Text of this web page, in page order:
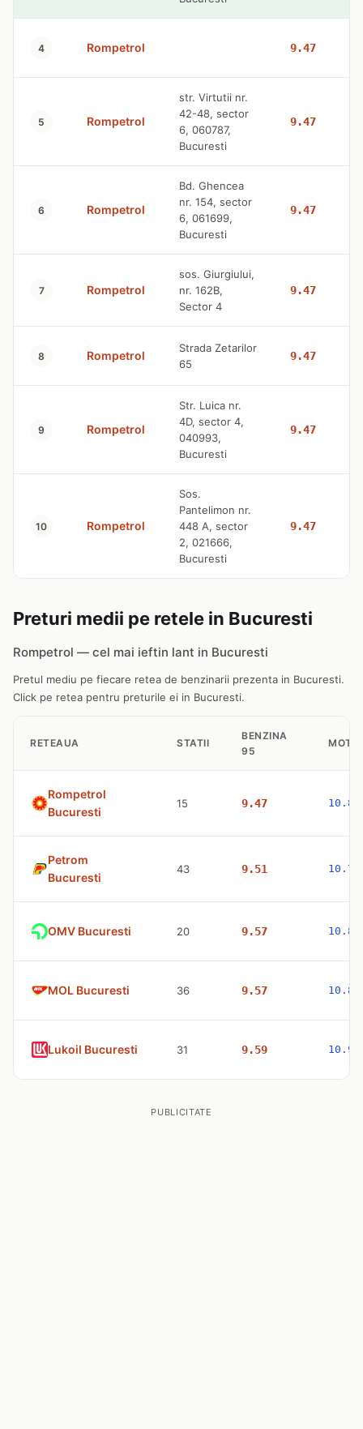
4 Rompetrol 9.47
5 Rompetrol
str. Virtutii nr.
42-48, sector
6, 060787,
Bucuresti
9.47
6 Rompetrol
Bd. Ghencea
nr. 154, sector
6, 061699,
Bucuresti
9.47
7 Rompetrol
sos. Giurgiului,
nr. 162B,
Sector 4
9.47
8 Rompetrol
Strada Zetarilor
65
9.47
9 Rompetrol
Str. Luica nr.
4D, sector 4,
040993,
Bucuresti
9.47
10 Rompetrol
Sos.
Pantelimon nr.
448 A, sector
2, 021666,
Bucuresti
9.47
Preturi medii pe retele in Bucuresti
Rompetrol — cel mai ieftin lant in Bucuresti
Pretul mediu pe fiecare retea de benzinarii prezenta in Bucuresti.
Click pe retea pentru preturile ei in Bucuresti.
RETEAUA STATII
BENZINA
95
Rompetrol
Bucuresti
15 9.47 10.83
Petrom
Bucuresti
43 9.51 10.77
OMV Bucuresti 20 9.57 10.83
MOL Bucuresti 36 9.57 10.83
Lukoil Bucuresti 31 9.59 10.98
PUBLICITATE